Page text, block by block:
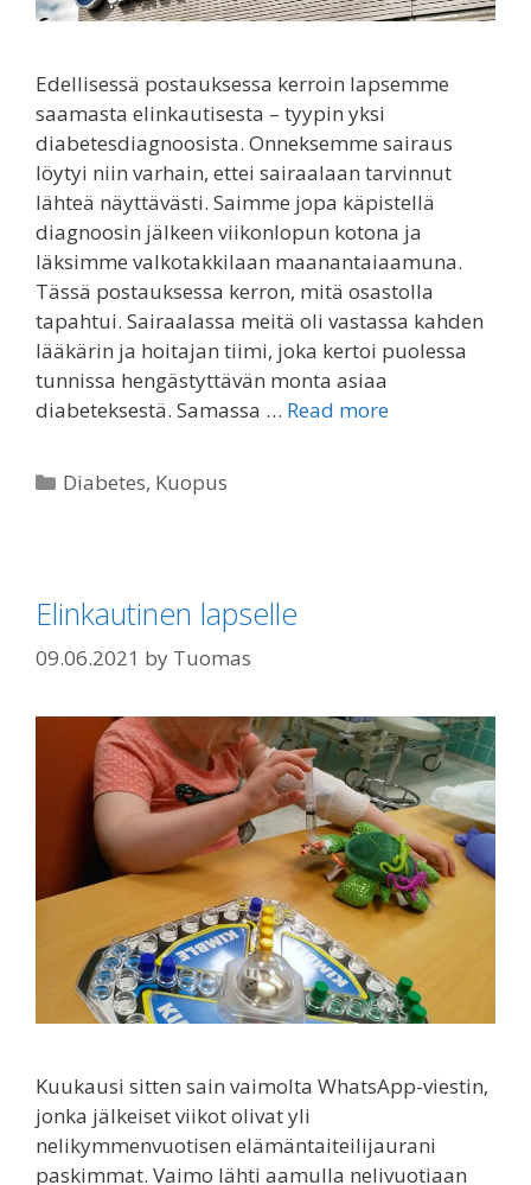
Edellisessä postauksessa kerroin lapsemme
saamasta elinkautisesta – tyypin yksi
diabetesdiagnoosista. Onneksemme sairaus
löytyi niin varhain, ettei sairaalaan tarvinnut
lähteä näyttävästi. Saimme jopa käpistellä
diagnoosin jälkeen viikonlopun kotona ja
läksimme valkotakkilaan maanantaiaamuna.
Tässä postauksessa kerron, mitä osastolla
tapahtui. Sairaalassa meitä oli vastassa kahden
lääkärin ja hoitajan tiimi, joka kertoi puolessa
tunnissa hengästyttävän monta asiaa
diabeteksestä. Samassa … Read more
Categories
Diabetes, Kuopus
Elinkautinen lapselle
09.06.2021 by Tuomas
Kuukausi sitten sain vaimolta WhatsApp-viestin,
jonka jälkeiset viikot olivat yli
nelikymmenvuotisen elämäntaiteilijaurani
paskimmat. Vaimo lähti aamulla nelivuotiaan